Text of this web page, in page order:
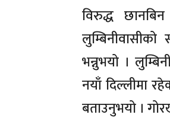
विरुद्ध
भन्नुभयो ।
नयाँ दिल्लीमा
बताउनुभयो ।